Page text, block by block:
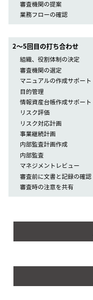
審査機関の提案
業務フローの確認
2〜5回目の打ち合わせ
組織、役割体制の決定
審査機関の選定
マニュアルの作成サポート
目的管理
情報資産台帳作成サポート
リスク評価
リスク対応計画
事業継続計画
内部監査計画作成
内部監査
マネジメントレビュー
審査前に文書と記録の確認
審査時の注意を共有